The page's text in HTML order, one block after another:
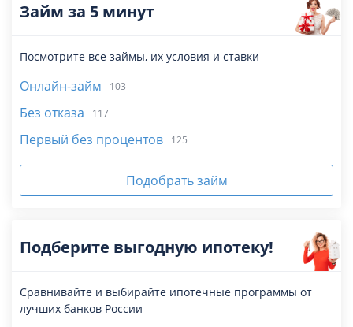
Займ за 5 минут
Посмотрите все займы, их условия и ставки
Онлайн-займ 103
Без отказа 117
Первый без процентов 125
Подобрать займ
Подберите выгодную ипотеку!
Сравнивайте и выбирайте ипотечные программы от
лучших банков России